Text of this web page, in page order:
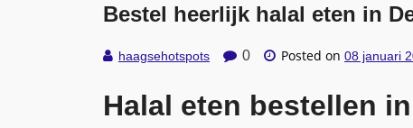
Bestel heerlijk halal eten in
haagsehotspots 0 Posted on 08 januari
Halal eten bestellen